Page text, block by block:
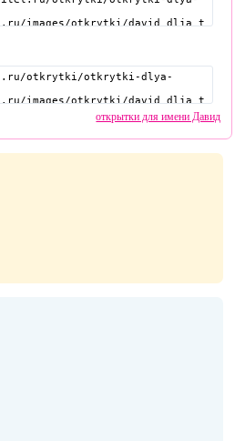
открытки для имени Давид